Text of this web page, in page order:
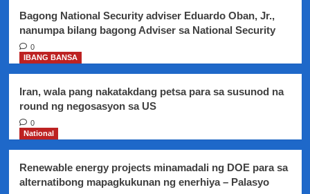
Bagong National Security adviser Eduardo Oban, Jr.,
nanumpa bilang bagong Adviser sa National Security
0
IBANG BANSA
Iran, wala pang nakatakdang petsa para sa susunod na
round ng negosasyon sa US
0
National
Renewable energy projects minamadali ng DOE para sa
alternatibong mapagkukunan ng enerhiya – Palasyo